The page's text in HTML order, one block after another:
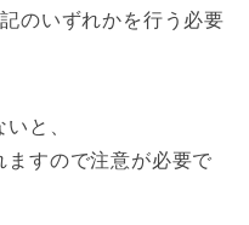
のいずれかを行う必要
と、
すので注意が必要で